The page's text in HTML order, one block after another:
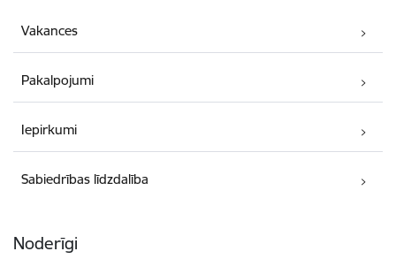
Vakances
Pakalpojumi
Iepirkumi
Sabiedrības līdzdalība
Noderīgi